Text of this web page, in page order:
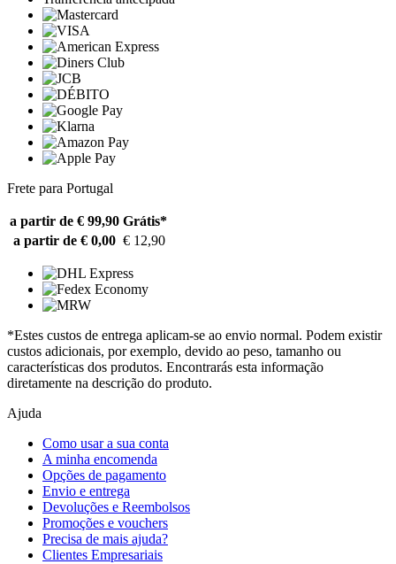
Frete para Portugal
a partir de € 99,90 Grátis*
a partir de € 0,00 € 12,90
*Estes custos de entrega aplicam-se ao envio normal. Podem existir
custos adicionais, por exemplo, devido ao peso, tamanho ou
características dos produtos. Encontrarás esta informação
diretamente na descrição do produto.
Ajuda
Como usar a sua conta
A minha encomenda
Opções de pagamento
Envio e entrega
Devoluções e Reembolsos
Promoções e vouchers
Precisa de mais ajuda?
Clientes Empresariais